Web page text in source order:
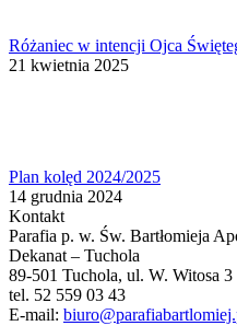
Różaniec w intencji Ojca
21 kwietnia 2025
Plan kolęd 2024/2025
14 grudnia 2024
Kontakt
Parafia p. w. Św. Bartłomieja
Dekanat – Tuchola
89-501 Tuchola, ul. W. Witosa 3
tel. 52 559 03 43
E-mail: